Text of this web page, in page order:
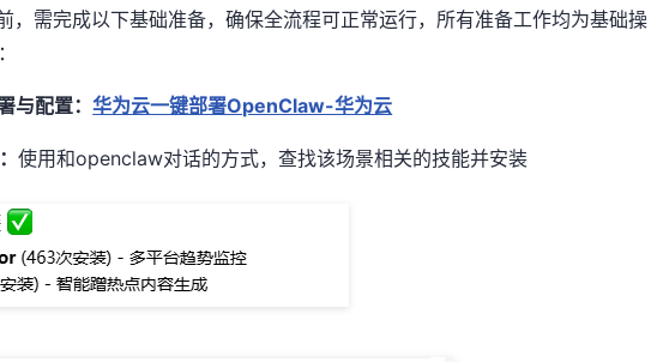
，需完成以下基础准备，确保全流程可正常运行，所有准备工作均为基础操
与配置：华为云一键部署OpenClaw-华为云
使用和openclaw对话的方式，查找该场景相关的技能并安装